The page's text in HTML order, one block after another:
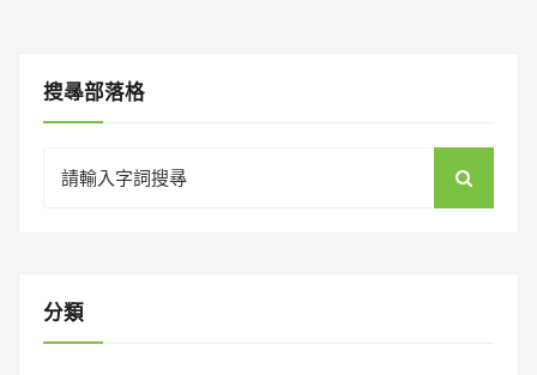
搜㝷部落格
for:
分類